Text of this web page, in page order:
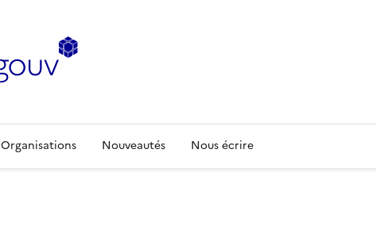
Organisations Nouveautés Nous écrire